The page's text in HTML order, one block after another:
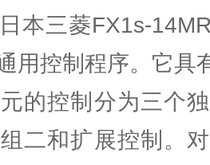
本三菱FX1s-
用控制程序。它具
的控制分为三个
二和扩展控制。